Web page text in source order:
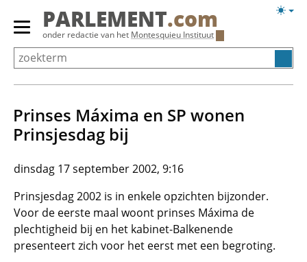
Overslaan
Primair
menu
tonen/verbergen
PARLEMENT.com
onder redactie van het Montesquieu Instituut
Prinses Máxima en SP wonen
Prinsjesdag bij
dinsdag 17 september 2002, 9:16
Prinsjesdag 2002 is in enkele opzichten bijzonder.
Voor de eerste maal woont prinses Máxima de
plechtigheid bij en het kabinet-Balkenende
presenteert zich voor het eerst met een begroting.